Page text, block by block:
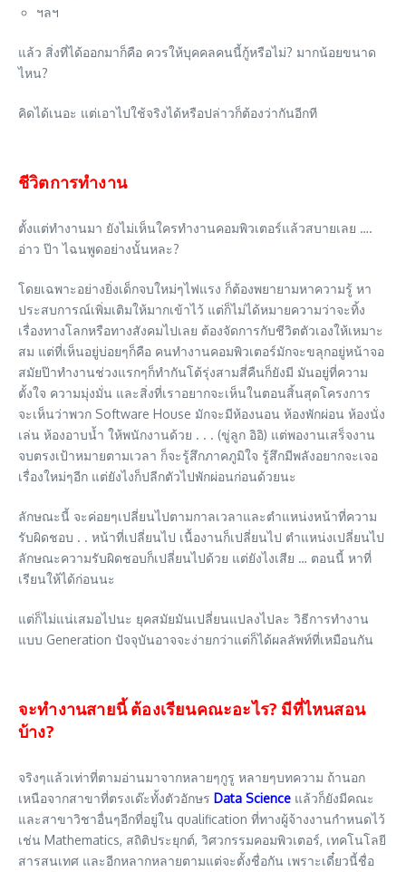
ฯลฯ
แล้ว สิ่งที่ได้ออกมาก็คือ ควรให้บุคคลคนนี้กู้หรือไม่? มากน้อยขนาด
ไหน?
คิดได้เนอะ แต่เอาไปใช้จริงได้หรือปล่าวก็ต้องว่ากันอีกที
ชีวิตการทำงาน
ตั้งแต่ทำงานมา ยังไม่เห็นใครทำงานคอมพิวเตอร์แล้วสบายเลย ….
อ่าว ป๊า ไฉนพูดอย่างนั้นหละ?
โดยเฉพาะอย่างยิ่งเด็กจบใหม่ๆไฟแรง ก็ต้องพยายามหาความรู้ หา
ประสบการณ์เพิ่มเติมให้มากเข้าไว้ แต่ก็ไม่ได้หมายความว่าจะทิ้ง
เรื่องทางโลกหรือทางสังคมไปเลย ต้องจัดการกับชีวิตตัวเองให้เหมาะ
สม แต่ที่เห็นอยู่บ่อยๆก็คือ คนทำงานคอมพิวเตอร์มักจะขลุกอยู่หน้าจอ
สมัยป๊าทำงานช่วงแรกๆก็ทำกันโต้รุ่งสามสี่คืนก็ยังมี มันอยู่ที่ความ
ตั้งใจ ความมุ่งมั่น และสิ่งที่เราอยากจะเห็นในตอนสิ้นสุดโครงการ
จะเห็นว่าพวก Software House มักจะมีห้องนอน ห้องพักผ่อน ห้องนั่ง
เล่น ห้องอาบน้ำ ให้พนักงานด้วย . . . (ขู่ลูก อิอิ) แต่พองานเสร็จงาน
จบตรงเป้าหมายตามเวลา ก็จะรู้สึกภาคภูมิใจ รู้สึกมีพลังอยากจะเจอ
เรื่องใหม่ๆอีก แต่ยังไงก็ปลีกตัวไปพักผ่อนก่อนด้วยนะ
ลักษณะนี้ จะค่อยๆเปลี่ยนไปตามกาลเวลาและตำแหน่งหน้าที่ความ
รับผิดชอบ . . หน้าที่เปลี่ยนไป เนื้องานก็เปลี่ยนไป ตำแหน่งเปลี่ยนไป
ลักษณะความรับผิดชอบก็เปลี่ยนไปด้วย แต่ยังไงเสีย … ตอนนี้ หาที่
เรียนให้ได้ก่อนนะ
แต่ก็ไม่แน่เสมอไปนะ ยุคสมัยมันเปลี่ยนแปลงไปละ วิธีการทำงาน
แบบ Generation ปัจจุบันอาจจะง่ายกว่าแต่ก็ได้ผลลัพท์ที่เหมือนกัน
จะทำงานสายนี้ ต้องเรียนคณะอะไร? มีที่ไหนสอน
บ้าง?
จริงๆแล้วเท่าที่ตามอ่านมาจากหลายๆกูรู หลายๆบทความ ถ้านอก
เหนือจากสาขาที่ตรงเด๊ะทั้งตัวอักษร Data Science แล้วก็ยังมีคณะ
และสาขาวิชาอื่นๆอีกที่อยู่ใน qualification ที่ทางผู้จ้างงานกำหนดไว้
เช่น Mathematics, สถิติประยุกต์, วิศวกรรมคอมพิวเตอร์, เทคโนโลยี
สารสนเทศ และอีกหลากหลายตามแต่จะตั้งชื่อกัน เพราะเดี๋ยวนี้ชื่อ